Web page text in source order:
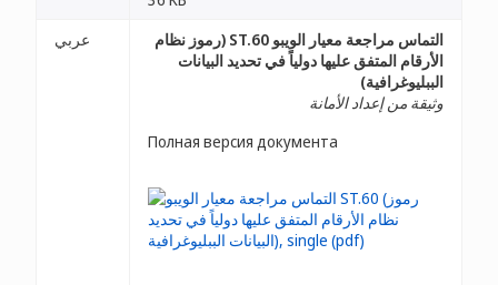
عربي
التماس مراجعة معيار الويبو ST.60 (رموز نظام
الأرقام المتفق عليها دولياً في تحديد البيانات
الببليوغرافية)
وثيقة من إعداد الأمانة
Полная версия документа